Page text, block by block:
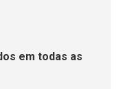
em todas as